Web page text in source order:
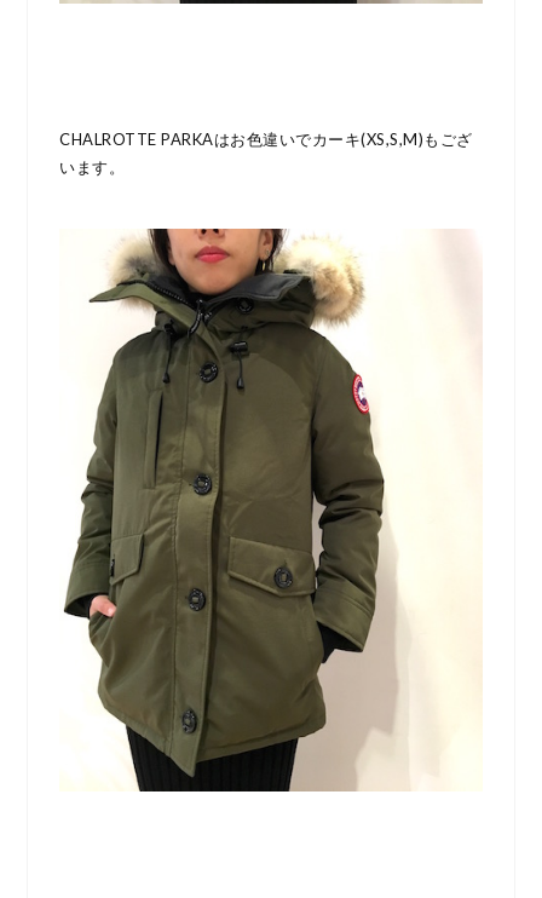
CHALROTTE PARKAはお色違いでカーキ(XS,S,M)もござ
います。